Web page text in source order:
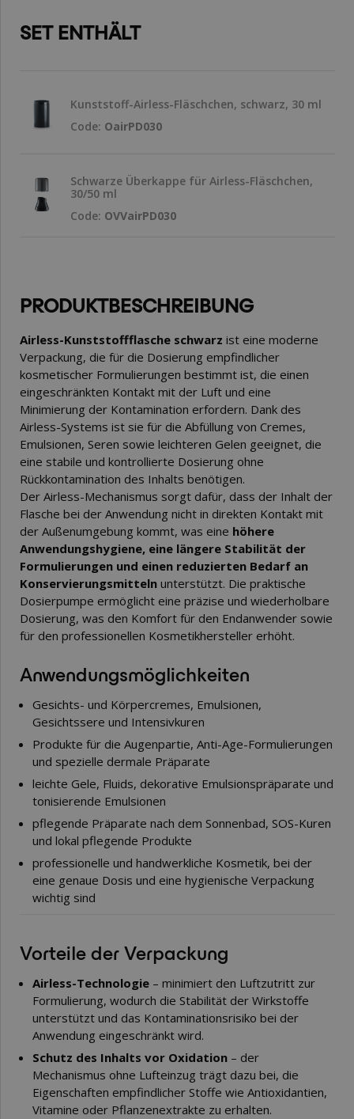
SET ENTHÄLT
Kunststoff-Airless-Fläschchen, schwarz, 30 ml
Code: OairPD030
Schwarze Überkappe für Airless-Fläschchen,
30/50 ml
Code: OVVairPD030
PRODUKTBESCHREIBUNG
Airless-Kunststoffflasche schwarz ist eine moderne
Verpackung, die für die Dosierung empfindlicher
kosmetischer Formulierungen bestimmt ist, die einen
eingeschränkten Kontakt mit der Luft und eine
Minimierung der Kontamination erfordern. Dank des
Airless-Systems ist sie für die Abfüllung von Cremes,
Emulsionen, Seren sowie leichteren Gelen geeignet, die
eine stabile und kontrollierte Dosierung ohne
Rückkontamination des Inhalts benötigen.
Der Airless-Mechanismus sorgt dafür, dass der Inhalt der
Flasche bei der Anwendung nicht in direkten Kontakt mit
der Außenumgebung kommt, was eine höhere
Anwendungshygiene, eine längere Stabilität der
Formulierungen und einen reduzierten Bedarf an
Konservierungsmitteln unterstützt. Die praktische
Dosierpumpe ermöglicht eine präzise und wiederholbare
Dosierung, was den Komfort für den Endanwender sowie
für den professionellen Kosmetikhersteller erhöht.
Anwendungsmöglichkeiten
Gesichts- und Körpercremes, Emulsionen,
Gesichtssere und Intensivkuren
Produkte für die Augenpartie, Anti-Age-Formulierungen
und spezielle dermale Präparate
leichte Gele, Fluids, dekorative Emulsionspräparate und
tonisierende Emulsionen
pflegende Präparate nach dem Sonnenbad, SOS-Kuren
und lokal pflegende Produkte
professionelle und handwerkliche Kosmetik, bei der
eine genaue Dosis und eine hygienische Verpackung
wichtig sind
Vorteile der Verpackung
Airless-Technologie – minimiert den Luftzutritt zur
Formulierung, wodurch die Stabilität der Wirkstoffe
unterstützt und das Kontaminationsrisiko bei der
Anwendung eingeschränkt wird.
Schutz des Inhalts vor Oxidation – der
Mechanismus ohne Lufteinzug trägt dazu bei, die
Eigenschaften empfindlicher Stoffe wie Antioxidantien,
Vitamine oder Pflanzenextrakte zu erhalten.